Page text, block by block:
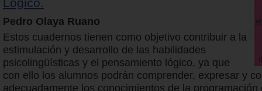
Pedro Olaya Ruano
Estos cuadernos tienen como objetivo contribuir a la
estimulación y desarrollo de las habilidades
psicolingüísticas y el pensamiento lógico, ya que
con ello los alumnos podrán comprender, expresar y
adecuadamente los conocimientos de la programación